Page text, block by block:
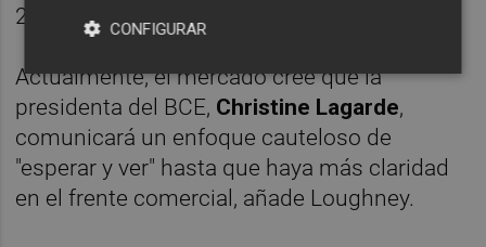
2020.
Actualmente, el mercado cree que la
presidenta del BCE, Christine Lagarde,
comunicará un enfoque cauteloso de
"esperar y ver" hasta que haya más claridad
en el frente comercial, añade Loughney.
CONFIGURAR